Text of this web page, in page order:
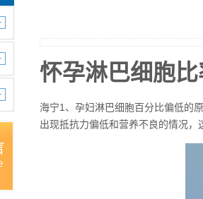
怀孕淋巴细胞
海宁1、孕妇淋巴细胞百分比偏低的
出现抵抗力偏低和营养不良的情况，